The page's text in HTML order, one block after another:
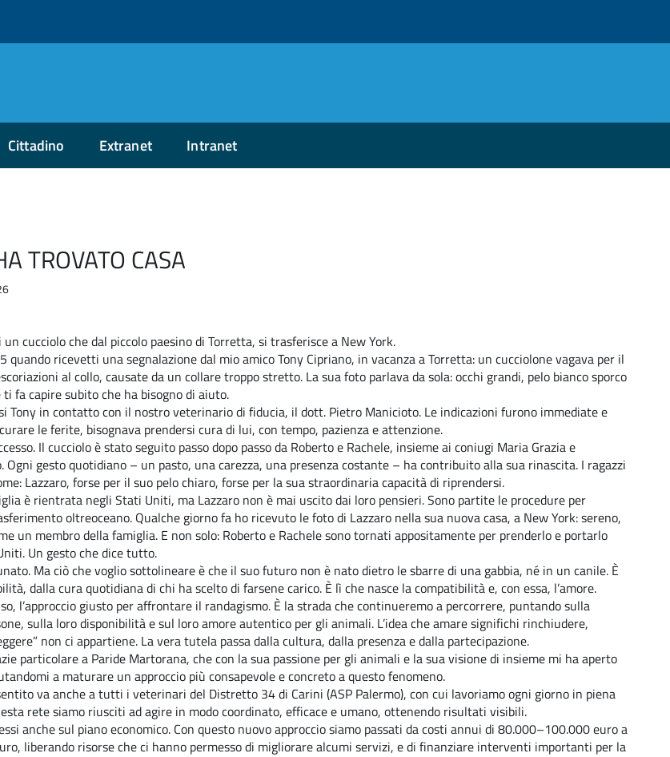
Cittadino Extranet Intranet
TROVATO CASA
cucciolo che dal piccolo paesino di Torretta, si trasferisce a New York.
quando ricevetti una segnalazione dal mio amico Tony Cipriano, in vacanza a Torretta: un cucciolone vagava per il
al collo, causate da un collare troppo stretto. La sua foto parlava da sola: occhi grandi, pelo bianco sporco
fa capire subito che ha bisogno di aiuto.
Tony in contatto con il nostro veterinario di fiducia, il dott. Pietro Manicioto. Le indicazioni furono immediate e
le ferite, bisognava prendersi cura di lui, con tempo, pazienza e attenzione.
Il cucciolo è stato seguito passo dopo passo da Roberto e Rachele, insieme ai coniugi Maria Grazia e
Ogni gesto quotidiano – un pasto, una carezza, una presenza costante – ha contribuito alla sua rinascita. I ragazzi
Lazzaro, forse per il suo pelo chiaro, forse per la sua straordinaria capacità di riprendersi.
è rientrata negli Stati Uniti, ma Lazzaro non è mai uscito dai loro pensieri. Sono partite le procedure per
oltreoceano. Qualche giorno fa ho ricevuto le foto di Lazzaro nella sua nuova casa, a New York: sereno,
un membro della famiglia. E non solo: Roberto e Rachele sono tornati appositamente per prenderlo e portarlo
Un gesto che dice tutto.
Ma ciò che voglio sottolineare è che il suo futuro non è nato dietro le sbarre di una gabbia, né in un canile. È
dalla cura quotidiana di chi ha scelto di farsene carico. È lì che nasce la compatibilità e, con essa, l’amore.
l’approccio giusto per affrontare il randagismo. È la strada che continueremo a percorrere, puntando sulla
sulla loro disponibilità e sul loro amore autentico per gli animali. L’idea che amare significhi rinchiudere,
non ci appartiene. La vera tutela passa dalla cultura, dalla presenza e dalla partecipazione.
particolare a Paride Martorana, che con la sua passione per gli animali e la sua visione di insieme mi ha aperto
a maturare un approccio più consapevole e concreto a questo fenomeno.
va anche a tutti i veterinari del Distretto 34 di Carini (ASP Palermo), con cui lavoriamo ogni giorno in piena
rete siamo riusciti ad agire in modo coordinato, efficace e umano, ottenendo risultati visibili.
anche sul piano economico. Con questo nuovo approccio siamo passati da costi annui di 80.000–100.000 euro a
liberando risorse che ci hanno permesso di migliorare alcumi servizi, e di finanziare interventi importanti per la